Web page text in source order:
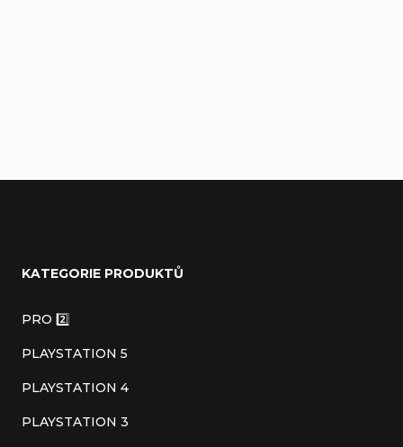
KATEGORIE PRODUKTŮ
PRO 2️⃣
PLAYSTATION 5
PLAYSTATION 4
PLAYSTATION 3